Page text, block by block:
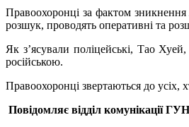
Правоохоронці за фактом
розшук, проводять оперативні та
Як з’ясували поліцейські, Тао
російською.
Правоохоронці звертаються до
Повідомляє відділ комунікації